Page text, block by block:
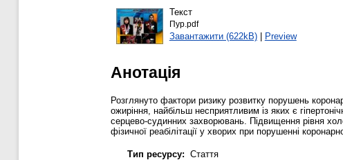
Текст
Пур.pdf
Завантажити (622kB)| Preview
Анотація
Розглянуто фактори ризику розвитку порушень
ожиріння, найбільш несприятливим із яких є
серцево-судинних захворювань. Підвищення рівня
фізичної реабілітації у хворих при порушенні
Тип ресурсу: Стаття